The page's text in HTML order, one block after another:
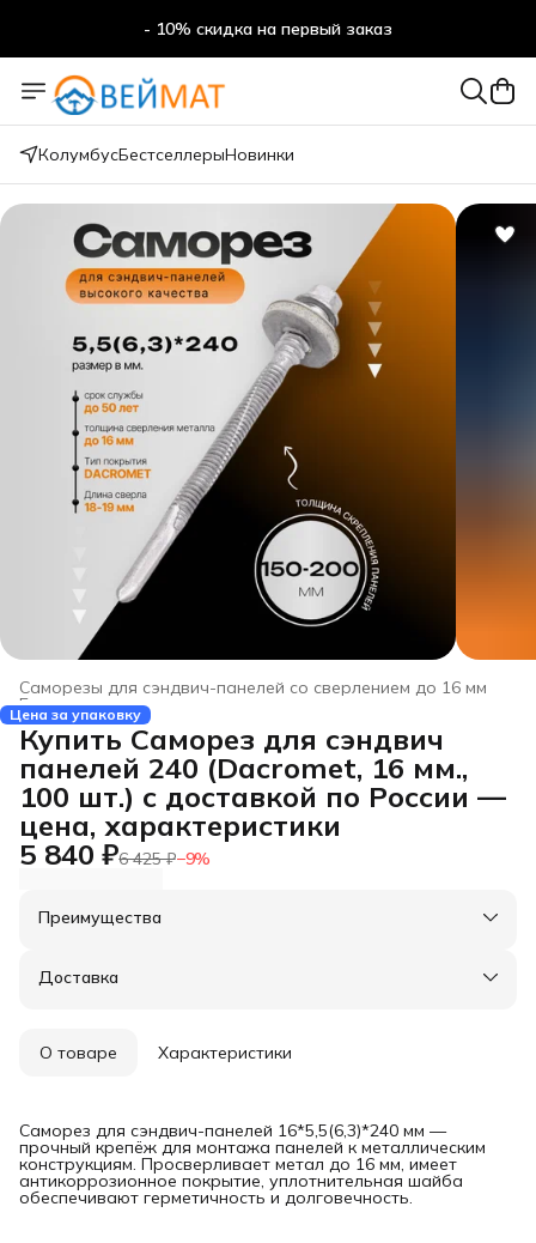
- 10% скидка на первый заказ
- 10% скидка на первый заказ
КолумбусБестселлерыНовинки
Саморезы для сэндвич-панелей со сверлением до 16 мм
Главная ›
Цена за упаковку
Купить Саморез для сэндвич
панелей 240 (Dacromet, 16 мм.,
100 шт.) с доставкой по России —
цена, характеристики
5 840 ₽6 425 ₽−9%
Преимущества
Оплата частями в Сплит
Удобный возврат
Доставка
О товаре Характеристики
Саморез для сэндвич-панелей 16*5,5(6,3)*240 мм —
прочный крепёж для монтажа панелей к металлическим
конструкциям. Просверливает метал до 16 мм, имеет
антикоррозионное покрытие, уплотнительная шайба
обеспечивают герметичность и долговечность.